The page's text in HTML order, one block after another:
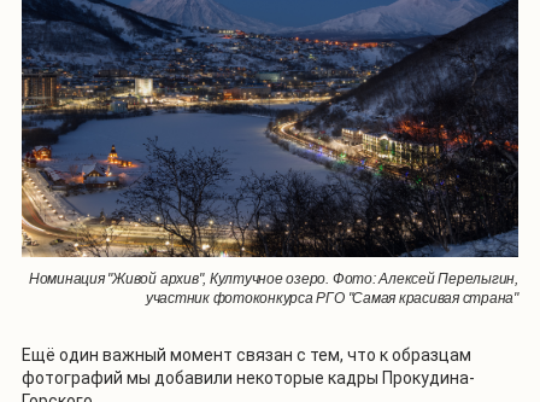
Номинация "Живой архив", Култучное озеро. Фото: Алексей Перелыгин,
участник фотоконкурса РГО "Самая красивая страна"
Ещё один важный момент связан с тем, что к образцам
фотографий мы добавили некоторые кадры Прокудина-